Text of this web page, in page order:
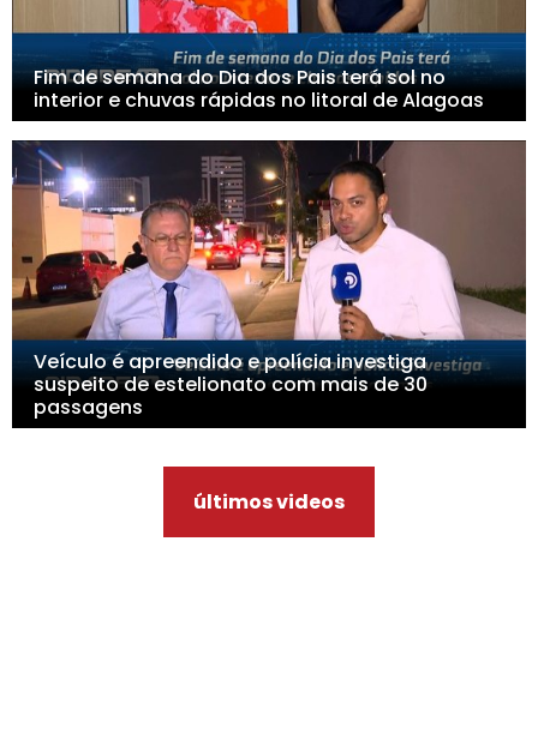
Fim de semana do Dia dos Pais terá sol no
interior e chuvas rápidas no litoral de Alagoas
Veículo é apreendido e polícia investiga
suspeito de estelionato com mais de 30
passagens
últimos videos